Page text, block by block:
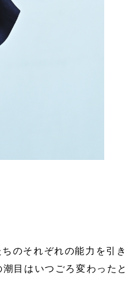
のそれぞれの能力を引
目はいつごろ変わった